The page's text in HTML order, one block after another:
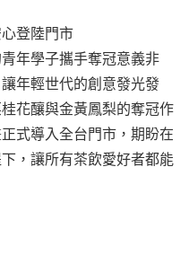
登陸門市
年學子攜手奪冠意義非
年輕世代的創意發光發
花釀與金黃鳳梨的奪冠作
式導入全台門市，期盼在
，讓所有茶飲愛好者都能